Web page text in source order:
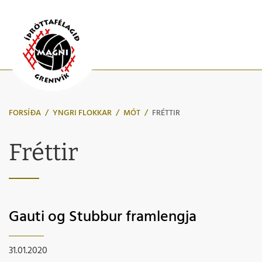
FORSÍÐA / YNGRI FLOKKAR / MÓT / FRÉTTIR
Fréttir
Gauti og Stubbur framlengja
31.01.2020